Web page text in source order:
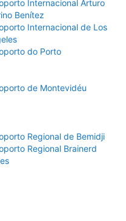
Internacional Arturo
Benítez
Internacional de Los
do Porto
de Montevidéu
Regional de Bemidji
Regional Brainerd